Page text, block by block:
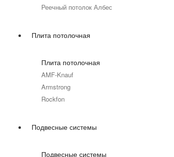
Реечный потолок Албес
Плита потолочная
Плита потолочная
AMF-Knauf
Armstrong
Rockfon
Подвесные системы
Подвесные системы